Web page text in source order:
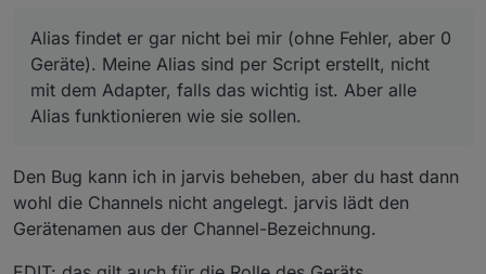
Ich habe die auch als Alias für die Fenster,
aber irgendwie hat der Adapter beim Import
Versuch ewig gedreht, oder dauert das halt
einfach länger ? Ich habe es dann
abgebrochen.
Klingt nach einem Bug. Kannst du das nochmal
machen und schauen, ob ein Fehler in der
Browser Konsole angezeigt wird?
Geräte). Meine Alias sind per Script erstellt, nicht mit
dem Adapter, falls das wichtig ist. Aber alle Alias
funktionieren wie sie sollen.
Alias findet er gar nicht bei mir (ohne Fehler, aber 0
Geräte). Meine Alias sind per Script erstellt, nicht
mit dem Adapter, falls das wichtig ist. Aber alle
Alias funktionieren wie sie sollen.
Den Bug kann ich in jarvis beheben, aber du hast dann
wohl die Channels nicht angelegt. jarvis lädt den
Gerätenamen aus der Channel-Bezeichnung.